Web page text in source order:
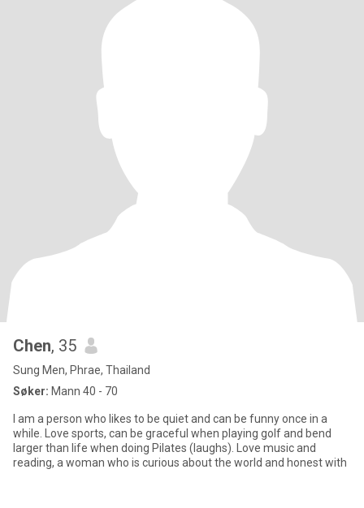
Chen, 35
Sung Men, Phrae, Thailand
Søker: Mann 40 - 70
I am a person who likes to be quiet and can be funny once in a
while. Love sports, can be graceful when playing golf and bend
larger than life when doing Pilates (laughs). Love music and
reading, a woman who is curious about the world and honest with